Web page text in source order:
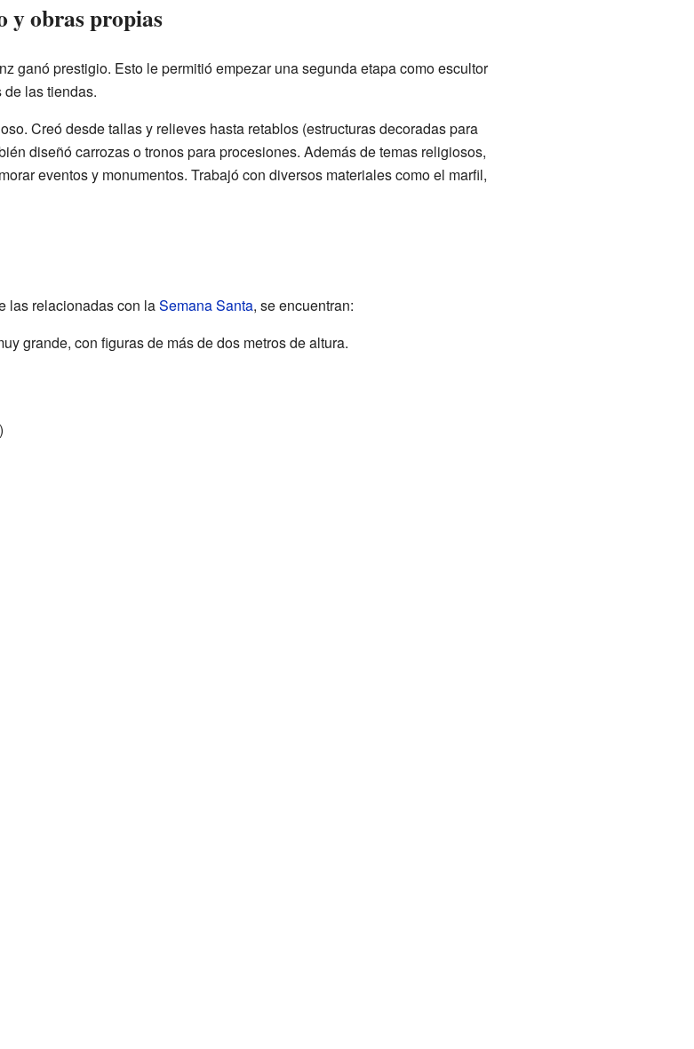
y obras propias
ganó prestigio. Esto le permitió empezar una segunda etapa como escultor
las tiendas.
Creó desde tallas y relieves hasta retablos (estructuras decoradas para
diseñó carrozas o tronos para procesiones. Además de temas religiosos,
eventos y monumentos. Trabajó con diversos materiales como el marfil,
las relacionadas con laSemana Santa, se encuentran:
grande, con figuras de más de dos metros de altura.